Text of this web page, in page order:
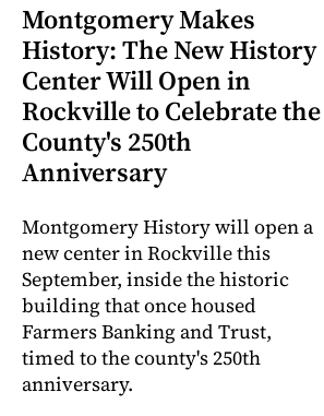
Montgomery Makes
History: The New History
Center Will Open in
Rockville to Celebrate the
County's 250th
Anniversary
Montgomery History will open a
new center in Rockville this
September, inside the historic
building that once housed
Farmers Banking and Trust,
timed to the county's 250th
anniversary.